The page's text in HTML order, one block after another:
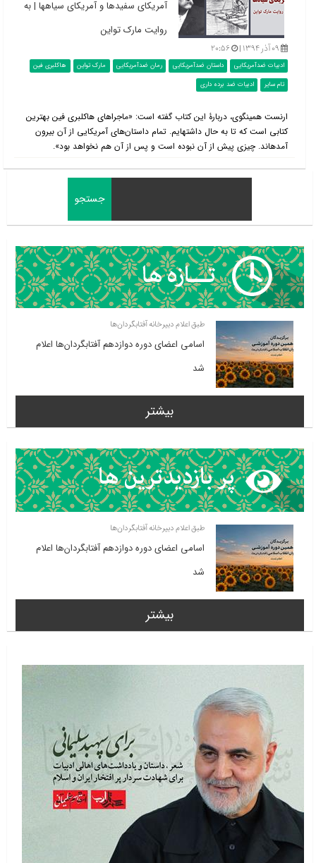
آمریکای سفیدها و آمریکای سیاه‎ها | به
روایت مارک تواین
۰۹ آذر ۱۳۹۴ | ۲۰:۵۶
ادبیات ضدآمریکایی داستان ضدآمریکایی رمان ضدآمریکایی مارک تواین
هاکلبری فین
تام سایر
ادبیات ضد برده داری
ارنست همینگوی، دربارۀ این کتاب گفته است: «ماجراهای هاکلبری فین بهترین
کتابی است که تا به حال داشته‎ایم. تمام داستان‌های آمریکایی از آن بیرون
آمده‎اند. چیزی پیش از آن نبوده است و پس از آن هم نخواهد بود».
طبق اعلام دبیرخانه آفتابگردان‌ها
اسامی اعضای دوره دوازدهم آفتابگردان‌ها اعلام
شد
بیشتر
طبق اعلام دبیرخانه آفتابگردان‌ها
اسامی اعضای دوره دوازدهم آفتابگردان‌ها اعلام
شد
بیشتر